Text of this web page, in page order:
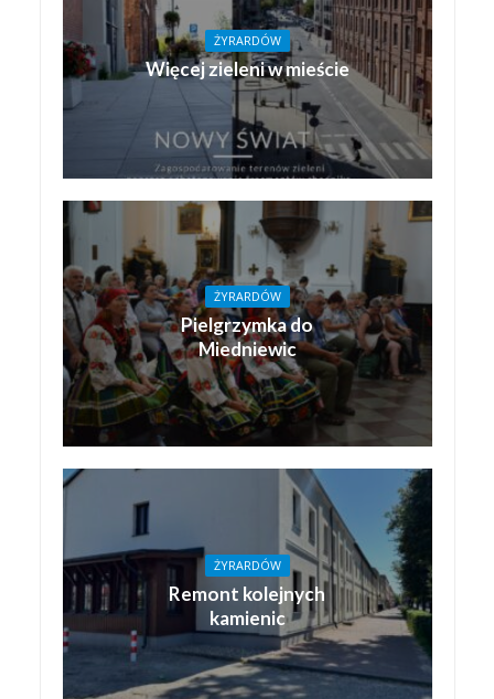
ŻYRARDÓW
Więcej zieleni w mieście
ŻYRARDÓW
Pielgrzymka do
Miedniewic
ŻYRARDÓW
Remont kolejnych
kamienic